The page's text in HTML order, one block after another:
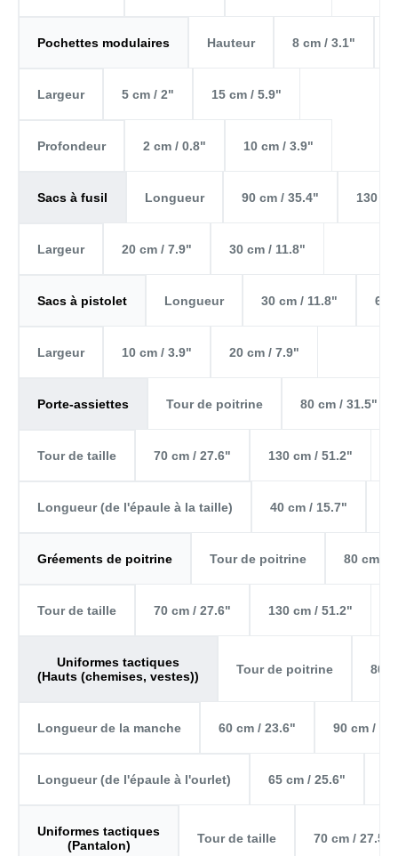
Pochettes modulaires Hauteur 8 cm / 3.1"
Largeur 5 cm / 2" 15 cm / 5.9"
Profondeur 2 cm / 0.8" 10 cm / 3.9"
Sacs à fusil Longueur 90 cm / 35.4" 130
Largeur 20 cm / 7.9" 30 cm / 11.8"
Sacs à pistolet Longueur 30 cm / 11.8" 60
Largeur 10 cm / 3.9" 20 cm / 7.9"
Porte-assiettes Tour de poitrine 80 cm / 31.5"
Tour de taille 70 cm / 27.6" 130 cm / 51.2"
Longueur (de l'épaule à la taille) 40 cm / 15.7"
Gréements de poitrine Tour de poitrine 80 cm /
Tour de taille 70 cm / 27.6" 130 cm / 51.2"
Uniformes tactiques
(Hauts (chemises, vestes))
Tour de poitrine 80
Longueur de la manche 60 cm / 23.6" 90 cm /
Longueur (de l'épaule à l'ourlet) 65 cm / 25.6"
Uniformes tactiques
(Pantalon)
Tour de taille 70 cm / 27.5"